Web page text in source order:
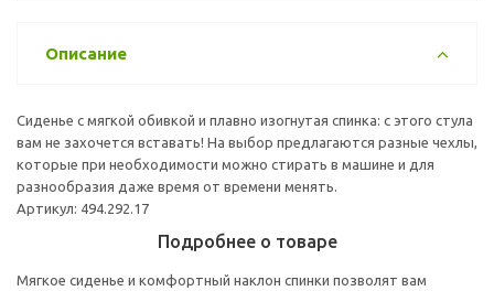
Описание
Сиденье с мягкой обивкой и плавно изогнутая спинка: с этого стула
вам не захочется вставать! На выбор предлагаются разные чехлы,
которые при необходимости можно стирать в машине и для
разнообразия даже время от времени менять.
Артикул: 494.292.17
Подробнее о товаре
Мягкое сиденье и комфортный наклон спинки позволят вам